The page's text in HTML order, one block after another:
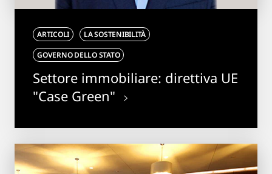
ARTICOLI
LA SOSTENIBILITÀ
GOVERNO DELLO STATO
Settore immobiliare: direttiva UE
"Case Green"